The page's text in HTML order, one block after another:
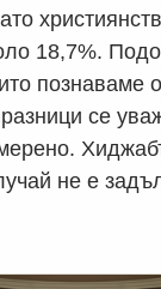
18,7%.
познаваме
се
не е